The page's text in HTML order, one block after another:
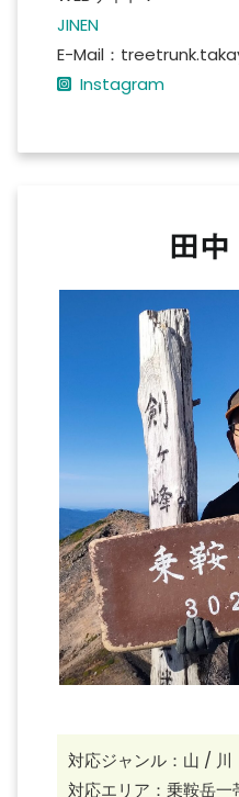
JINEN
E-Mail：
Instagram
田
対応ジャンル：山 / 川
対応エリア：乗鞍岳